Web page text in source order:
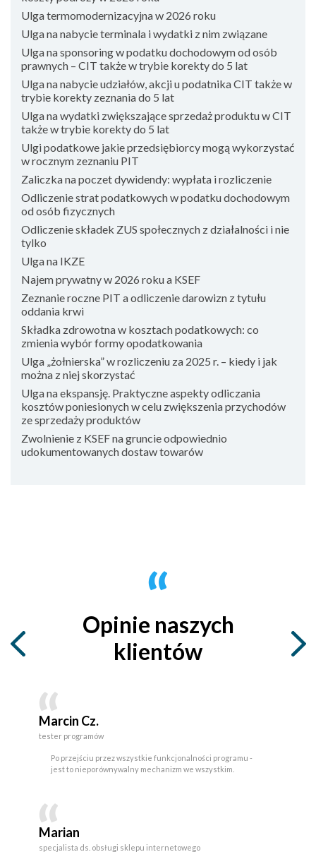
Ulga termomodernizacyjna w 2026 roku
Ulga na nabycie terminala i wydatki z nim związane
Ulga na sponsoring w podatku dochodowym od osób
prawnych – CIT także w trybie korekty do 5 lat
Ulga na nabycie udziałów, akcji u podatnika CIT także w
trybie korekty zeznania do 5 lat
Ulga na wydatki zwiększające sprzedaż produktu w CIT
także w trybie korekty do 5 lat
Ulgi podatkowe jakie przedsiębiorcy mogą wykorzystać
w rocznym zeznaniu PIT
Zaliczka na poczet dywidendy: wypłata i rozliczenie
Odliczenie strat podatkowych w podatku dochodowym
od osób fizycznych
Odliczenie składek ZUS społecznych z działalności i nie
tylko
Ulga na IKZE
Najem prywatny w 2026 roku a KSEF
Zeznanie roczne PIT a odliczenie darowizn z tytułu
oddania krwi
Składka zdrowotna w kosztach podatkowych: co
zmienia wybór formy opodatkowania
Ulga „żołnierska” w rozliczeniu za 2025 r. – kiedy i jak
można z niej skorzystać
Ulga na ekspansję. Praktyczne aspekty odliczania
kosztów poniesionych w celu zwiększenia przychodów
ze sprzedaży produktów
Zwolnienie z KSEF na gruncie odpowiednio
udokumentowanych dostaw towarów
Opinie naszych
klientów
Marcin Cz.
tester programów
Po przejściu przez wszystkie funkcjonalności programu -
jest to nieporównywalny mechanizm we wszystkim.
Marian
specjalista ds. obsługi sklepu internetowego